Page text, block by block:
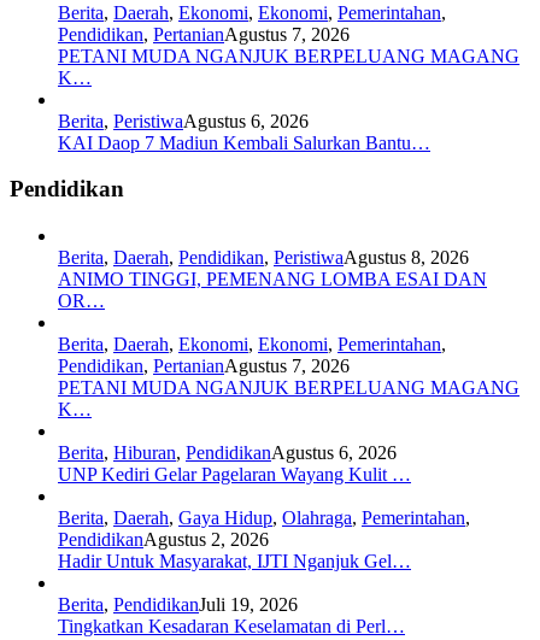
Berita, Daerah, Ekonomi, Ekonomi, Pemerintahan,
Pendidikan, PertanianAgustus 7, 2026
PETANI MUDA NGANJUK BERPELUANG MAGANG
K…
Berita, PeristiwaAgustus 6, 2026
KAI Daop 7 Madiun Kembali Salurkan Bantu…
Pendidikan
Berita, Daerah, Pendidikan, PeristiwaAgustus 8, 2026
ANIMO TINGGI, PEMENANG LOMBA ESAI DAN
OR…
Berita, Daerah, Ekonomi, Ekonomi, Pemerintahan,
Pendidikan, PertanianAgustus 7, 2026
PETANI MUDA NGANJUK BERPELUANG MAGANG
K…
Berita, Hiburan, PendidikanAgustus 6, 2026
UNP Kediri Gelar Pagelaran Wayang Kulit …
Berita, Daerah, Gaya Hidup, Olahraga, Pemerintahan,
PendidikanAgustus 2, 2026
Hadir Untuk Masyarakat, IJTI Nganjuk Gel…
Berita, PendidikanJuli 19, 2026
Tingkatkan Kesadaran Keselamatan di Perl…